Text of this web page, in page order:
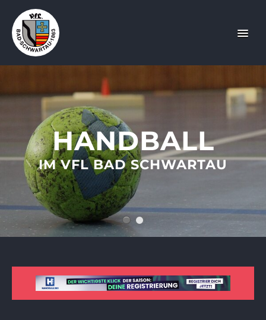
HANDBALL
IM VFL BAD SCHWARTAU